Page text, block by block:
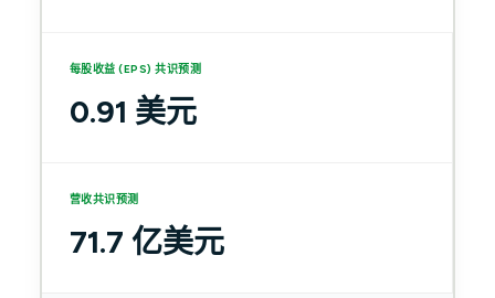
每股收益 (EPS) 共识预测
0.91 美元
营收共识预测
71.7 亿美元